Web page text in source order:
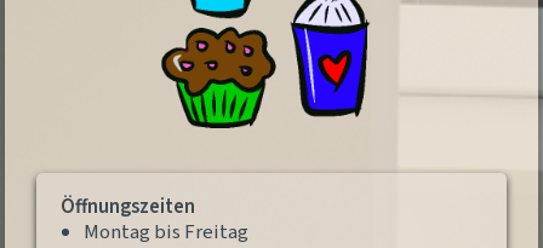
Öffnungszeiten
Montag bis Freitag